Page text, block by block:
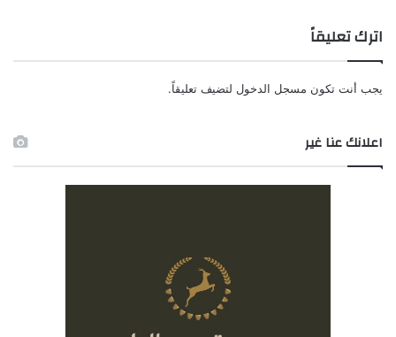
اترك تعليقاً
يجب أنت تكون مسجل الدخول لتضيف تعليقاً.
اعلانك عنا غير